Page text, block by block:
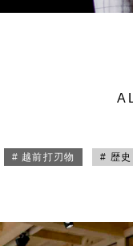
# 越前打刃物 # 歴史